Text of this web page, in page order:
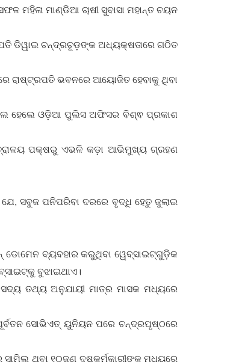
ମହିଳା ମାଣ୍ଡିଆ ଚାଷୀ ସୁବାସା ମହାନ୍ତ ଚୟନ
ଡିୱାଇ ଚନ୍ଦ୍ରଚୂଡ଼ଙ୍କ ଅଧ୍ୟକ୍ଷତାରେ ଗଠିତ
ରାଷ୍ଟ୍ରପତି ଭବନରେ ଆୟୋଜିତ ହେବାକୁ ଥିବା
ହେଲେ ଓଡ଼ିଆ ପୁଲିସ ଅଫିସର ବିଶ୍ଵ ପ୍ରକାଶ
ପକ୍ଷରୁ ଏଭଳି କଡ଼ା ଆଭିମୁଖ୍ୟ ଗ୍ରହଣ
ସବୁଜ ପନିପରିବା ଦରରେ ବୃଦ୍ଧି ହେତୁ ଜୁଲାଇ
ଡୋମେନ ବ୍ୟବହାର କରୁଥିବା ୱେବ୍‌ସାଇଟ୍‌ଗୁଡ଼ିକ
ବୁଝାଇଥାଏ।
ତଥ୍ୟ ଅନୁଯାୟୀ ମାତ୍ର ମାସକ ମଧ୍ୟରେ
ସୋଭିଏତ୍ ୟୁନିୟନ ପରେ ଚନ୍ଦ୍ରପୃଷ୍ଠରେ
ସାମିଲ ଥିବା ୧୦ଜଣ ଦୁଷ୍କର୍ମକାରୀଙ୍କ ମଧ୍ୟରେ